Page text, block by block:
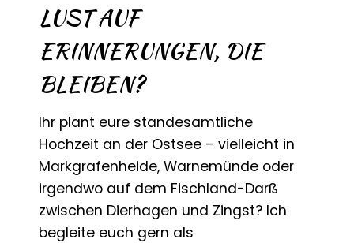
LUST AUF
ERINNERUNGEN, DIE
BLEIBEN?
Ihr plant eure standesamtliche
Hochzeit an der Ostsee – vielleicht in
Markgrafenheide, Warnemünde oder
irgendwo auf dem Fischland-Darß
zwischen Dierhagen und Zingst? Ich
begleite euch gern als